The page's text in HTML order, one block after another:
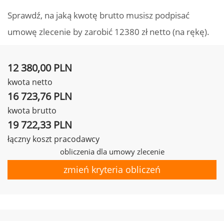
Sprawdź, na jaką kwotę brutto musisz podpisać
umowę zlecenie by zarobić 12380 zł netto (na rękę).
12 380,00 PLN
kwota netto
16 723,76 PLN
kwota brutto
19 722,33 PLN
łączny koszt pracodawcy
obliczenia dla umowy zlecenie
zmień kryteria obliczeń